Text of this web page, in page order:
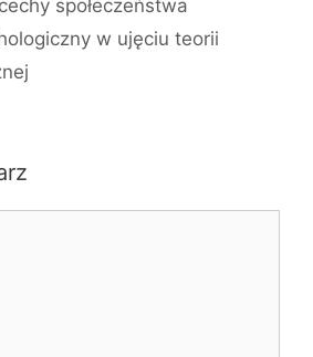
społeczeństwa
w ujęciu teorii